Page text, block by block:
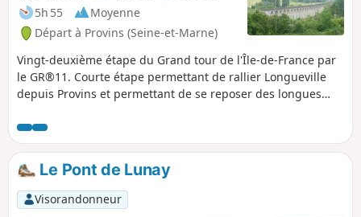
5h 55
Moyenne
Départ à Provins (Seine-et-Marne)
Vingt-deuxième étape du Grand tour de l'Île-de-France par
le GR®11. Courte étape permettant de rallier Longueville
depuis Provins et permettant de se reposer des longues
l'étape est courte, il est proposé au début, pour l'égayer,
une petite boucle dans la vieille ville de Provins afin d'en
découvrir son riche patrimoine.
Le Pont de Lunay
Visorandonneur